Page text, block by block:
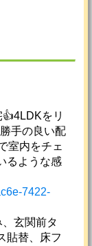
をリ
手の良い配
室内をチェ
るような感
7422-
玄関前タ
貼替、床フ